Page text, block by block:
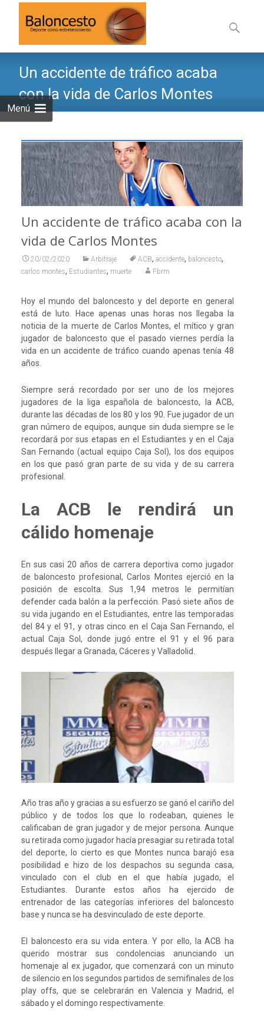
Menú
alBuscar:
Un accidente de tráfico acaba
con la vida de Carlos Montes
Un accidente de tráfico acaba con la
vida de Carlos Montes
20/02/2020 Arbitraje ACB, accidente, baloncesto,
carlos montes, Estudiantes, muerte Fbrm
Hoy el mundo del baloncesto y del deporte en general
está de luto. Hace apenas unas horas nos llegaba la
noticia de la muerte de Carlos Montes, el mítico y gran
jugador de baloncesto que el pasado viernes perdía la
vida en un accidente de tráfico cuando apenas tenía 48
años.
Siempre será recordado por ser uno de los mejores
jugadores de la liga española de baloncesto, la ACB,
durante las décadas de los 80 y los 90. Fue jugador de un
gran número de equipos, aunque sin duda siempre se le
recordará por sus etapas en el Estudiantes y en el Caja
San Fernando (actual equipo Caja Sol), los dos equipos
en los que pasó gran parte de su vida y de su carrera
profesional.
La ACB le rendirá un
cálido homenaje
En sus casi 20 años de carrera deportiva como jugador
de baloncesto profesional, Carlos Montes ejerció en la
posición de escolta. Sus 1,94 metros le permitían
defender cada balón a la perfección. Pasó siete años de
su vida jugando en el Estudiantes, entre las temporadas
del 84 y el 91, y otras cinco en el Caja San Fernando, el
actual Caja Sol, donde jugó entre el 91 y el 96 para
después llegar a Granada, Cáceres y Valladolid.
Año tras año y gracias a su esfuerzo se ganó el cariño del
público y de todos los que lo rodeaban, quienes le
calificaban de gran jugador y de mejor persona. Aunque
su retirada como jugador hacía presagiar su retirada total
del deporte, lo cierto es que Montes nunca barajó esa
posibilidad e hizo de los despachos su segunda casa,
vinculado con el club en el que había jugado, el
Estudiantes. Durante estos años ha ejercido de
entrenador de las categorías inferiores del baloncesto
base y nunca se ha desvinculado de este deporte.
El baloncesto era su vida entera. Y por ello, la ACB ha
querido mostrar sus condolencias anunciando un
homenaje al ex jugador, que comenzará con un minuto
de silencio en los segundos partidos de semifinales de los
play offs, que se celebrarán en Valencia y Madrid, el
sábado y el domingo respectivamente.